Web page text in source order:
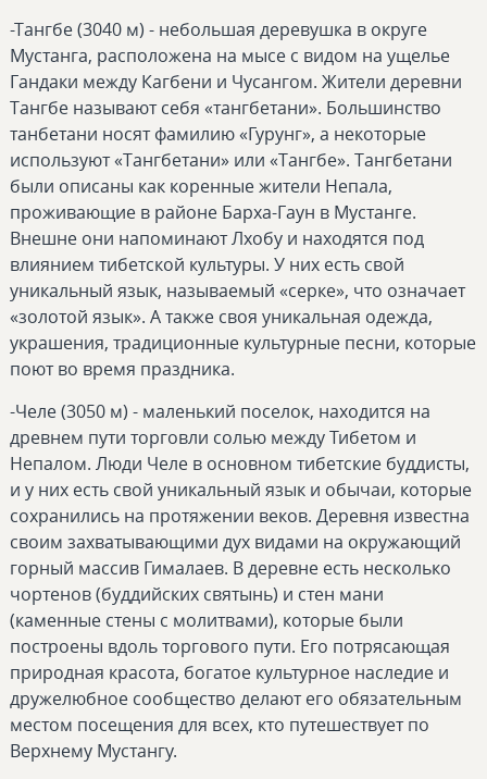
-Тангбе (3040 м) - небольшая деревушка в округе
Мустанга, расположена на мысе с видом на ущелье
Гандаки между Кагбени и Чусангом. Жители деревни
Тангбе называют себя «тангбетани». Большинство
танбетани носят фамилию «Гурунг», а некоторые
используют «Тангбетани» или «Тангбе». Тангбетани
были описаны как коренные жители Непала,
проживающие в районе Барха-Гаун в Мустанге.
Внешне они напоминают Лхобу и находятся под
влиянием тибетской культуры. У них есть свой
уникальный язык, называемый «серке», что означает
«золотой язык». А также своя уникальная одежда,
украшения, традиционные культурные песни, которые
поют во время праздника.
-Челе (3050 м) - маленький поселок, находится на
древнем пути торговли солью между Тибетом и
Непалом. Люди Челе в основном тибетские буддисты,
и у них есть свой уникальный язык и обычаи, которые
сохранились на протяжении веков. Деревня известна
своим захватывающими дух видами на окружающий
горный массив Гималаев. В деревне есть несколько
чортенов (буддийских святынь) и стен мани
(каменные стены с молитвами), которые были
построены вдоль торгового пути. Его потрясающая
природная красота, богатое культурное наследие и
дружелюбное сообщество делают его обязательным
местом посещения для всех, кто путешествует по
Верхнему Мустангу.